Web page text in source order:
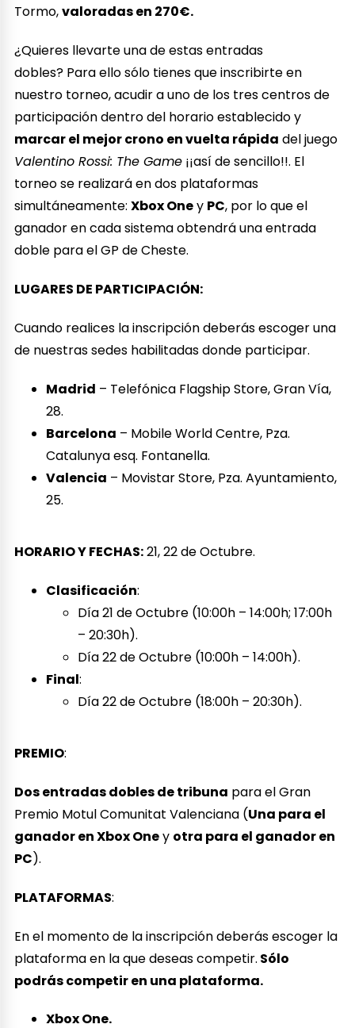
Tormo,valoradas en 270€.
¿Quieres llevarte una de estas entradas
dobles? Para ello sólo tienes que inscribirte en
nuestro torneo, acudir a uno de los tres centros de
participación dentro del horario establecido y
marcar el mejor crono en vuelta rápida del juego
Valentino Rossi: The Game ¡¡así de sencillo!!. El
torneo se realizará en dos plataformas
simultáneamente:Xbox Oney PC, por lo que el
ganador en cada sistema obtendrá una entrada
doble para el GP de Cheste.
LUGARES DE PARTICIPACIÓN:
Cuando realices la inscripción deberás escoger una
de nuestras sedes habilitadas donde participar.
Madrid – Telefónica Flagship Store, Gran Vía,
28.
Barcelona – Mobile World Centre, Pza.
Catalunya esq. Fontanella.
Valencia – Movistar Store, Pza. Ayuntamiento,
25.
HORARIO Y FECHAS:21, 22 de Octubre.
Clasificación:
Día 21 de Octubre (10:00h – 14:00h; 17:00h
– 20:30h).
Día 22 de Octubre (10:00h – 14:00h).
Final:
Día 22 de Octubre (18:00h – 20:30h).
PREMIO:
Dos entradas dobles de tribuna para el Gran
Premio Motul Comunitat Valenciana (Una para el
ganador en Xbox Oney otra para el ganador en
PC).
PLATAFORMAS:
En el momento de la inscripción deberás escoger la
plataforma en la que deseas competir. Sólo
podrás competir en una plataforma.
Xbox One.